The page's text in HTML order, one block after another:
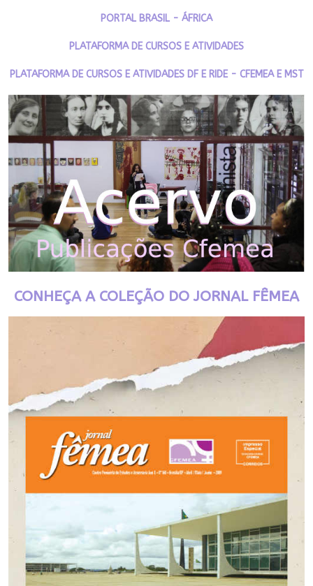
PORTAL BRASIL - ÁFRICA
PLATAFORMA DE CURSOS E ATIVIDADES
PLATAFORMA DE CURSOS E ATIVIDADES DF E RIDE - CFEMEA E MST
CONHEÇA A COLEÇÃO DO JORNAL FÊMEA